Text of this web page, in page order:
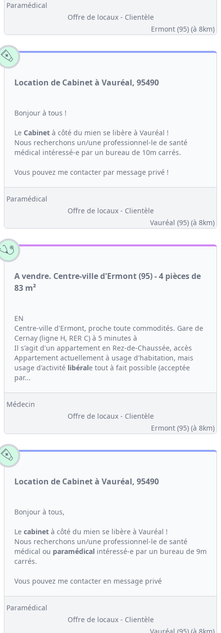
Paramédical
Offre de locaux - Clientèle
Ermont (95) (à 8km)
Location de Cabinet à Vauréal, 95490
Bonjour à tous !
Le Cabinet à côté du mien se libère à Vauréal !
Nous recherchons un/une professionnel-le de santé
médical intéressé-e par un bureau de 10m carrés.
Vous pouvez me contacter par message privé !
Paramédical
Offre de locaux - Clientèle
Vauréal (95) (à 8km)
A vendre. Centre-ville d'Ermont (95) - 4 pièces de
83 m²
EN
Centre-ville d'Ermont, proche toute commodités. Gare de
Cernay (ligne H, RER C) à 5 minutes à
Il s'agit d'un appartement en Rez-de-Chaussée, accès
Appartement actuellement à usage d'habitation, mais
usage d'activité libérale tout à fait possible (acceptée
par...
Médecin
Offre de locaux - Clientèle
Ermont (95) (à 8km)
Location de Cabinet à Vauréal, 95490
Bonjour à tous,
Le cabinet à côté du mien se libère à Vauréal !
Nous recherchons un/une professionnel-le de santé
médical ou paramédical intéressé-e par un bureau de 9m
carrés.
Vous pouvez me contacter en message privé
Paramédical
Offre de locaux - Clientèle